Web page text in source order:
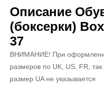
Описание
(боксерки)
37
ВНИМАНИЕ! При оформлении
размеров по UK, US, FR,
размер UA не указывается